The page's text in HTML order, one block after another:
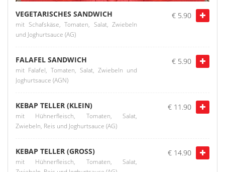
VEGETARISCHES SANDWICH
mit Schafskäse, Tomaten, Salat, Zwiebeln
und Joghurtsauce (AG)
€ 5.90
FALAFEL SANDWICH
mit Falafel, Tomaten, Salat, Zwiebeln und
Joghurtsauce (AGN)
€ 5.90
KEBAP TELLER (KLEIN)
mit Hühnerfleisch, Tomaten, Salat,
Zwiebeln, Reis und Joghurtsauce (AG)
€ 11.90
KEBAP TELLER (GROSS)
mit Hühnerfleisch, Tomaten, Salat,
€ 14.90